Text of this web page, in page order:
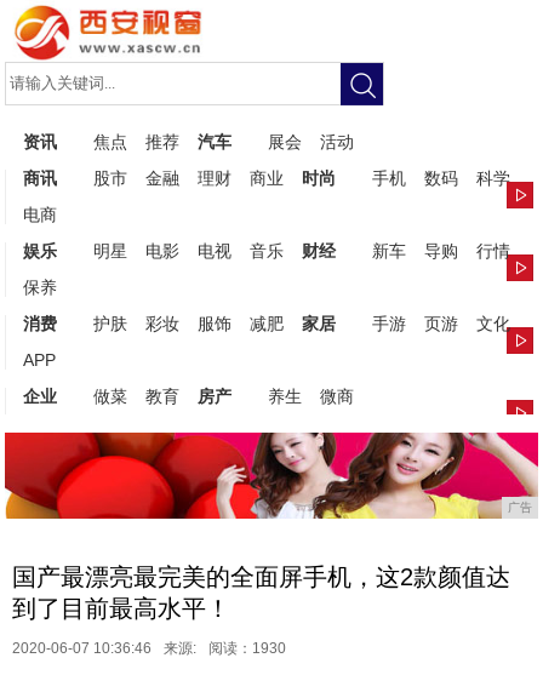
资讯 焦点 推荐 汽车 展会
活动
商讯
股市 金融 理财 商业 时尚 手机 数码
科学
电商
娱乐
明星 电影 电视 音乐 财经 新车 导购
行情
保养
消费
护肤 彩妆 服饰 减肥 家居 手游 页游
文化
APP
企业
做菜 教育 房产 养生 微商
广告
国产最漂亮最完美的全面屏手机，这2款颜值达
到了目前最高水平！
2020-06-07 10:36:46 来源: 阅读：1930